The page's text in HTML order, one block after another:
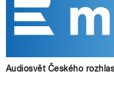
Audiosvět Českého